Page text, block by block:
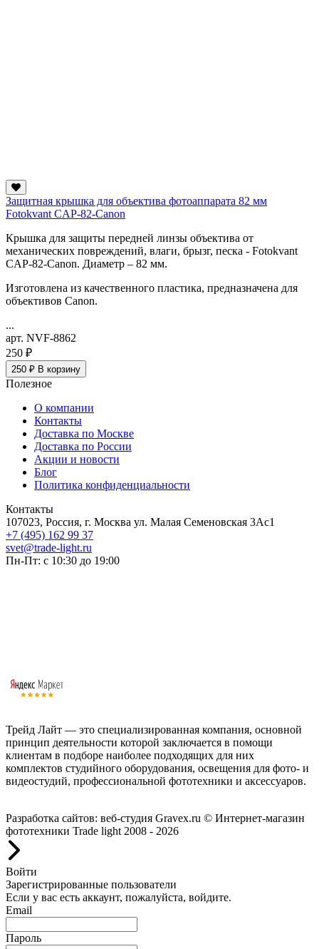
Защитная крышка для объектива фотоаппарата 82 мм
Fotokvant CAP-82-Canon
Крышка для защиты передней линзы объектива от
механических повреждений, влаги, брызг, песка - Fotokvant
CAP-82-Canon. Диаметр – 82 мм.
Изготовлена из качественного пластика, предназначена для
объективов Canon.
...
арт. NVF-8862
250 ₽
250 ₽ В корзину
Полезное
О компании
Контакты
Доставка по Москве
Доставка по России
Акции и новости
Блог
Политика конфиденциальности
Контакты
107023, Россия, г. Москва ул. Малая Семеновская 3Ас1
+7 (495) 162 99 37
svet@trade-light.ru
Пн-Пт: с 10:30 до 19:00
Трейд Лайт — это специализированная компания, основной
принцип деятельности которой заключается в помощи
клиентам в подборе наиболее подходящих для них
комплектов студийного оборудования, освещения для фото- и
видеостудий, профессиональной фототехники и аксессуаров.
Разработка сайтов: веб-студия Gravex.ru © Интернет-магазин
фототехники Trade light 2008 - 2026
Войти
Зарегистрированные пользователи
Если у вас есть аккаунт, пожалуйста, войдите.
Email
Пароль